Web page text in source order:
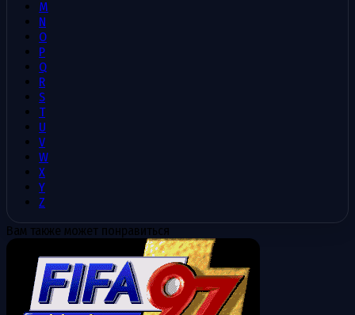
M
N
O
P
Q
R
S
T
U
V
W
X
Y
Z
Вам также может понравиться